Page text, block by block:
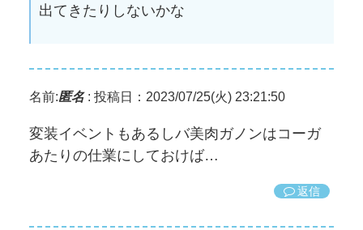
出てきたりしないかな
名前:匿名: 投稿日：2023/07/25(火) 23:21:50
変装イベントもあるしバ美肉ガノンはコーガ
あたりの仕業にしておけば…
返信